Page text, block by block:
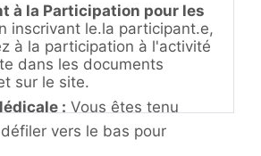
à la Participation pour les
inscrivant le.la participant.e,
à la participation à l'activité
dans les documents
sur le site.
: Vous êtes tenu
de toute
préexistante du ou de la
vers le bas pour